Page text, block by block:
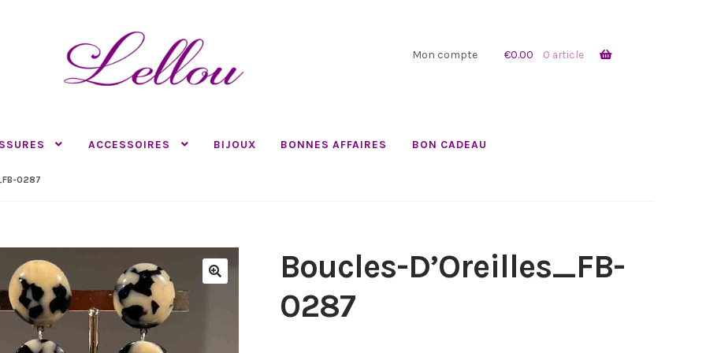
€0.00 0 article
Mon compte
ACCESSOIRES BIJOUX BONNES AFFAIRES BON CADEAU
0287
Boucles-D’Oreilles_FB-
0287